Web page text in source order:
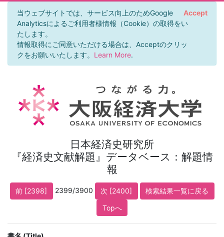
当ウェブサイトでは、サービス向上のためGoogle
Analyticsによるご利用者様情報（Cookie）の取得をい
たします。
情報取得にご同意いただける場合は、Acceptのクリッ
クをお願いいたします。 Learn More.
Accept
日本経済史研究所
『経済史文献解題』データベース：解題情
報
前 [2398] 2399/3900 次 [2400]
検索結果一覧に戻る
Topへ